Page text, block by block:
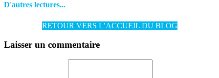
D'autres lectures...
RETOUR VERS L’ACCUEIL DU BLOG
Laisser un commentaire